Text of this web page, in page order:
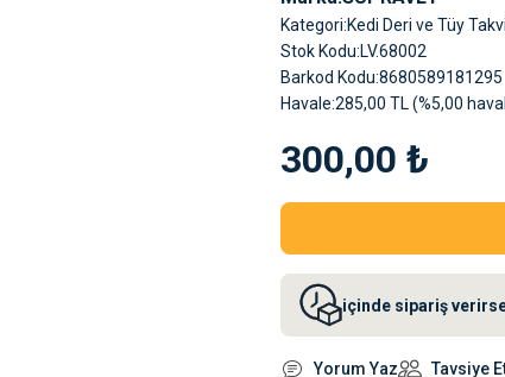
Kategori Kedi Deri ve Tüy
Stok Kodu LV.68002
Barkod Kodu 8680589181295
Havale 285,00 TL (%5,00
300,00 ₺
içinde sipariş
Yorum Yaz Tavsiye